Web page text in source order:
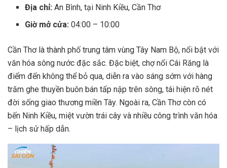
Địa chỉ: An Bình, tại Ninh Kiều, Cần Thơ
Giờ mở cửa: 04:00 – 10:00
Cần Thơ là thành phố trung tâm vùng Tây Nam Bộ, nổi bật với
văn hóa sông nước đặc sắc. Đặc biệt, chợ nổi Cái Răng là
điểm đến không thể bỏ qua, diễn ra vào sáng sớm với hàng
trăm ghe thuyền buôn bán tấp nập trên sông, tái hiện rõ nét
đời sống giao thương miền Tây. Ngoài ra, Cần Thơ còn có
bến Ninh Kiều, miệt vườn trái cây và nhiều công trình văn hóa
– lịch sử hấp dẫn.